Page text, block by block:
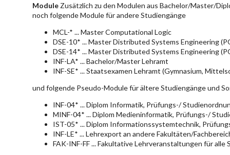
Module Zusätzlich zu den Modulen aus Bachelor/Master/
noch folgende Module für andere Studiengänge
MCL-* ... Master Computational Logic
DSE-10* ... Master Distributed Systems Engineering
DSE-14* ... Master Distributed Systems Engineering
INF-LA* ... Bachelor/Master Lehramt
INF-SE* ... Staatsexamen Lehramt (Gymnasium,
und folgende Pseudo-Module für ältere Studiengänge und
INF-04* ... Diplom Informatik, Prüfungs-/
MINF-04* ... Diplom Medieninformatik, Prüfungs-/
IST-05* ... Diplom Informationssystemtechnik,
INF-LE* ... Lehrexport an andere Fakultäten/
FAK-INF-FF ... Fakultative Lehrveranstaltungen für